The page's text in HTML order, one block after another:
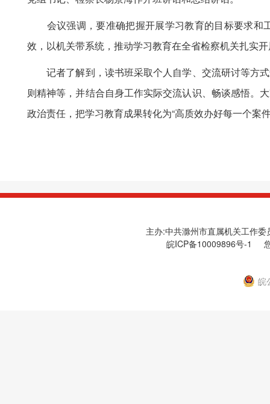
会议强调，要准确把握开展学习教育的目标要求和
效，以机关带系统，推动学习教育在全省检察机关扎实
记者了解到，读书班采取个人自学、交流研讨等方式
则精神等，并结合自身工作实际交流认识、畅谈感悟。
政治责任，把学习教育成果转化为“高质效办好每一个案
主办:中共滁州市直属机关工作
皖ICP备10009896号-1
您
皖